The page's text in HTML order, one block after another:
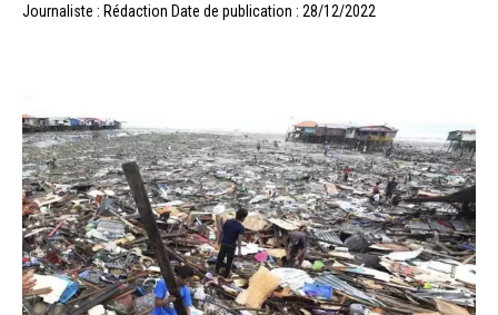
Journaliste : Rédaction Date de publication : 28/12/2022